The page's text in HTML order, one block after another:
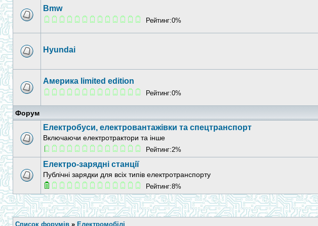
Bmw
Рейтинг:0%
Hyundai
Америка limited edition
Рейтинг:0%
Форум
Електробуси, електровантажівки та спецтранспорт
Включаючи електротрактори та інше
Рейтинг:2%
Електро-зарядні станції
Публічні зарядки для всіх типів електротранспорту
Рейтинг:8%
Список форумів » Електромобілі